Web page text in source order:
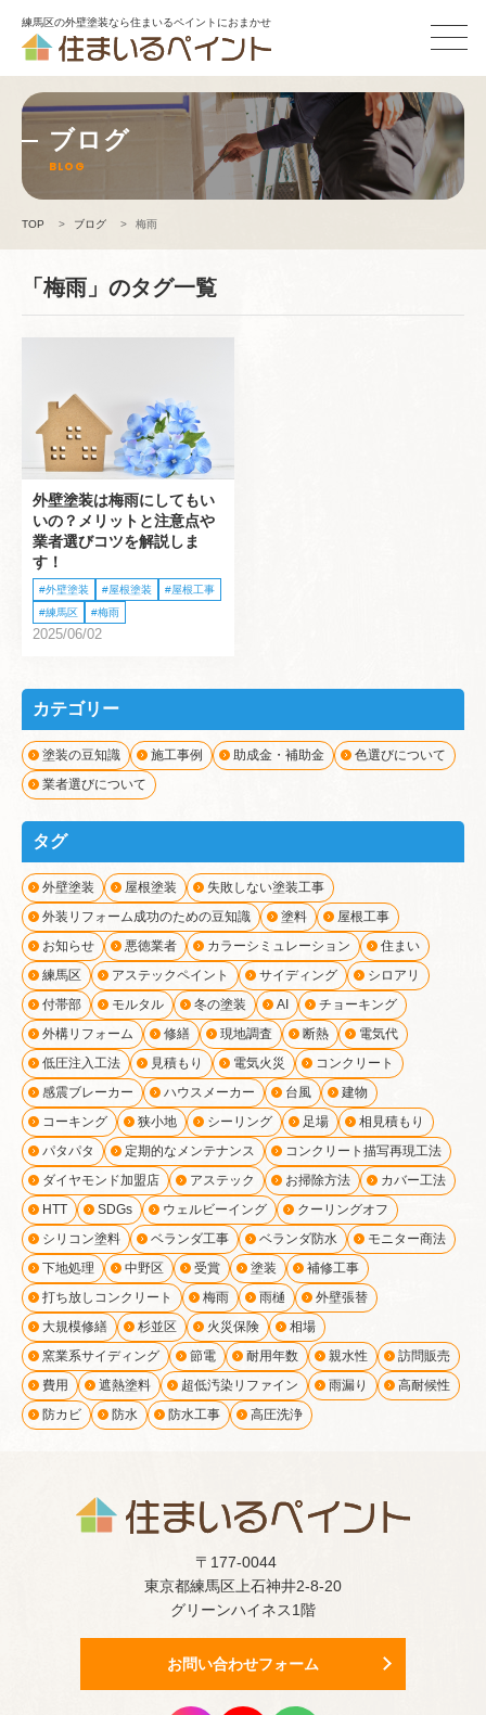
練馬区の外壁塗装なら住まいるペイントにおまかせ
ブログ
BLOG
TOP > ブログ > 梅雨
「梅雨」のタグ一覧
外壁塗装は梅雨にしてもい
いの？メリットと注意点や
業者選びコツを解説しま
す！
外壁塗装 屋根塗装
屋根工事
練馬区
梅雨
2025/06/02
カテゴリー
塗装の豆知識 施工事例 助成金・補助金
色選びについて
業者選びについて
タグ
外壁塗装 屋根塗装
失敗しない塗装工事
外装リフォーム成功のための豆知識
塗料
屋根工事
お知らせ
悪徳業者 カラーシミュレーション
住まい
練馬区
アステックペイント サイディング
シロアリ
付帯部
モルタル 冬の塗装 AI
チョーキング
外構リフォーム
修繕 現地調査 断熱
電気代
低圧注入工法
見積もり 電気火災
コンクリート
感震ブレーカー
ハウスメーカー 台風
建物
コーキング
狭小地 シーリング 足場
相見積もり
パタパタ
定期的なメンテナンス
コンクリート描写再現工法
ダイヤモンド加盟店
アステック お掃除方法
カバー工法
HTT
SDGs ウェルビーイング
クーリングオフ
シリコン塗料
ベランダ工事 ベランダ防水
モニター商法
下地処理
中野区 受賞 塗装
補修工事
打ち放しコンクリート
梅雨 雨樋
外壁張替
大規模修繕
杉並区 火災保険
相場
窯業系サイディング
節電 耐用年数 親水性
訪問販売
費用
遮熱塗料 超低汚染リファイン 雨漏り
高耐候性
防カビ
防水 防水工事 高圧洗浄
〒177-0044
東京都練馬区上石神井2-8-20
グリーンハイネス1階
お問い合わせフォーム